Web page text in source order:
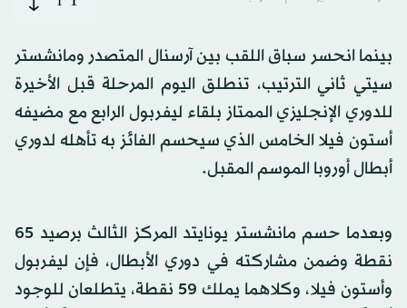
بينما انحسر سباق اللقب بين آرسنال المتصدر ومانشستر
سيتي ثاني الترتيب، تنطلق اليوم المرحلة قبل الأخيرة
للدوري الإنجليزي الممتاز بلقاء ليفربول الرابع مع مضيفه
أستون فيلا الخامس الذي سيحسم الفائز به تأهله لدوري
أبطال أوروبا الموسم المقبل.
وبعدما حسم مانشستر يونايتد المركز الثالث برصيد 65
نقطة وضمن مشاركته في دوري الأبطال، فإن ليفربول
وأستون فيلا، وكلاهما يملك 59 نقطة، يتطلعان للوجود